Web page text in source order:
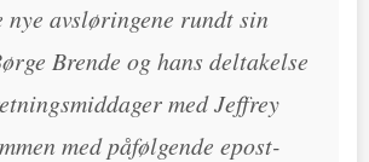
avsløringene rundt sin
Brende og hans deltakelse
med Jeffrey
med påfølgende epost-